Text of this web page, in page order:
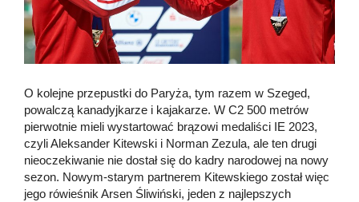
O kolejne przepustki do Paryża, tym razem w Szeged,
powalczą kanadyjkarze i kajakarze. W C2 500 metrów
pierwotnie mieli wystartować brązowi medaliści IE 2023,
czyli Aleksander Kitewski i Norman Zezula, ale ten drugi
nieoczekiwanie nie dostał się do kadry narodowej na nowy
sezon. Nowym-starym partnerem Kitewskiego został więc
jego rówieśnik Arsen Śliwiński, jeden z najlepszych